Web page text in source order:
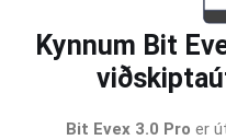
Kynnum Bit
Bit Evex 3.0 Pro er